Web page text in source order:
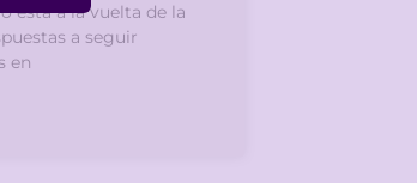
está a la vuelta de la
a seguir
en